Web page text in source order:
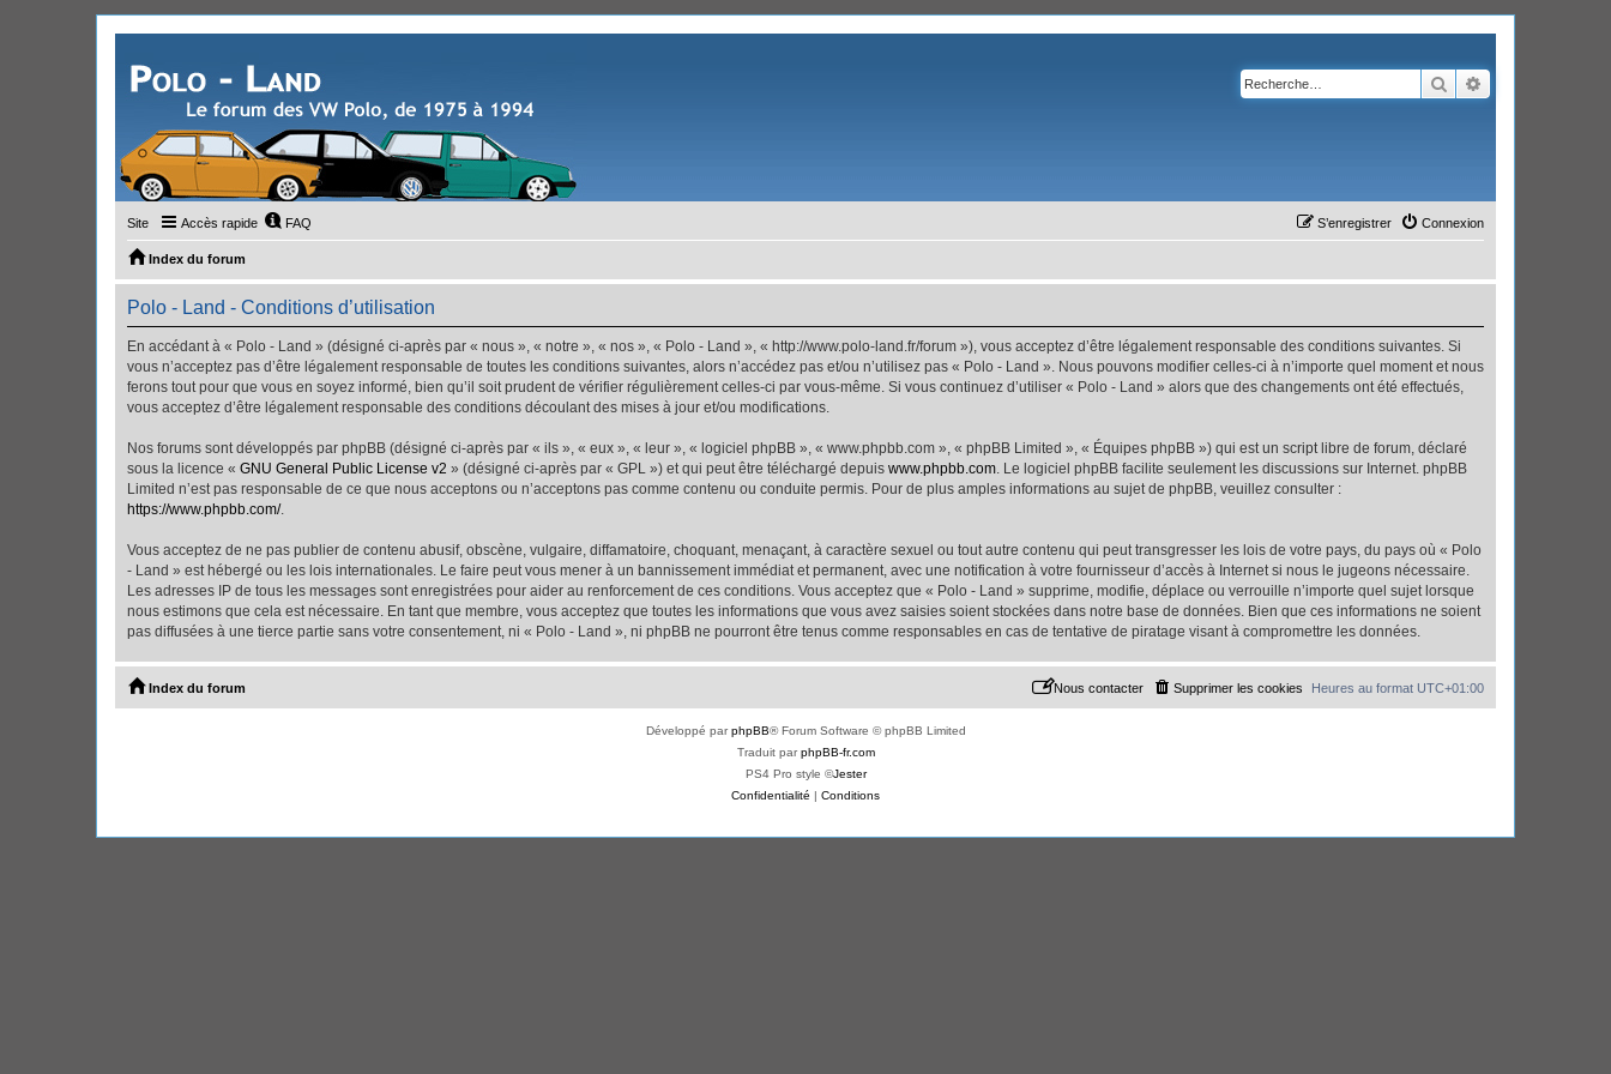
Rechercher
Site Accès rapide FAQ Connexion
S’enregistrer
Index du forum
Polo - Land - Conditions d’utilisation
En accédant à « Polo - Land » (désigné ci-après par « nous », « notre », « nos », « Polo - Land », « http://www.polo-land.fr/forum »), vous acceptez d’être légalement responsable des conditions suivantes. Si
vous n’acceptez pas d’être légalement responsable de toutes les conditions suivantes, alors n’accédez pas et/ou n’utilisez pas « Polo - Land ». Nous pouvons modifier celles-ci à n’importe quel moment et nous
ferons tout pour que vous en soyez informé, bien qu’il soit prudent de vérifier régulièrement celles-ci par vous-même. Si vous continuez d’utiliser « Polo - Land » alors que des changements ont été effectués,
vous acceptez d’être légalement responsable des conditions découlant des mises à jour et/ou modifications.
Nos forums sont développés par phpBB (désigné ci-après par « ils », « eux », « leur », « logiciel phpBB », « www.phpbb.com », « phpBB Limited », « Équipes phpBB ») qui est un script libre de forum, déclaré
sous la licence « GNU General Public License v2 » (désigné ci-après par « GPL ») et qui peut être téléchargé depuis www.phpbb.com. Le logiciel phpBB facilite seulement les discussions sur Internet. phpBB
Limited n’est pas responsable de ce que nous acceptons ou n’acceptons pas comme contenu ou conduite permis. Pour de plus amples informations au sujet de phpBB, veuillez consulter :
https://www.phpbb.com/.
Vous acceptez de ne pas publier de contenu abusif, obscène, vulgaire, diffamatoire, choquant, menaçant, à caractère sexuel ou tout autre contenu qui peut transgresser les lois de votre pays, du pays où « Polo
- Land » est hébergé ou les lois internationales. Le faire peut vous mener à un bannissement immédiat et permanent, avec une notification à votre fournisseur d’accès à Internet si nous le jugeons nécessaire.
Les adresses IP de tous les messages sont enregistrées pour aider au renforcement de ces conditions. Vous acceptez que « Polo - Land » supprime, modifie, déplace ou verrouille n’importe quel sujet lorsque
nous estimons que cela est nécessaire. En tant que membre, vous acceptez que toutes les informations que vous avez saisies soient stockées dans notre base de données. Bien que ces informations ne soient
pas diffusées à une tierce partie sans votre consentement, ni « Polo - Land », ni phpBB ne pourront être tenus comme responsables en cas de tentative de piratage visant à compromettre les données.
Index du forum Heures au format UTC+01:00
Supprimer les cookies
Nous contacter
Développé parphpBB® Forum Software © phpBB Limited
Traduit parphpBB-fr.com
PS4 Pro style ©Jester
Confidentialité | Conditions